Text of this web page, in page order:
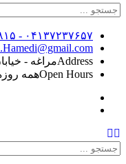
Search
for:
۰۹۳۳۸۷۹۶۸۱۵ -
Addressمراغه -
Open Hoursهمه روزه
Search
Search
for: